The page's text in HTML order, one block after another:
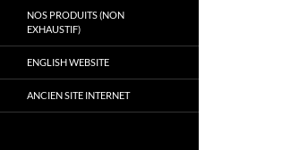
NOS PRODUITS (NON
EXHAUSTIF)
ENGLISH WEBSITE
ANCIEN SITE INTERNET